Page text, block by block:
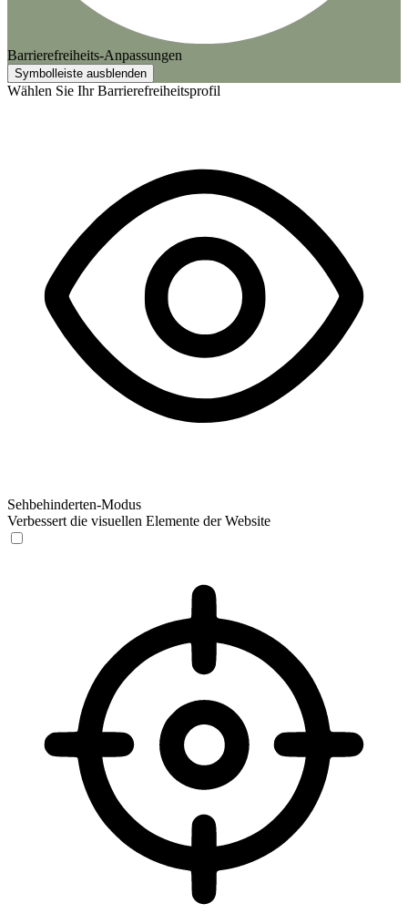
Barrierefreiheits-Anpassungen
Symbolleiste ausblenden
Wählen Sie Ihr Barrierefreiheitsprofil
Sehbehinderten-Modus
Verbessert die visuellen Elemente der Website